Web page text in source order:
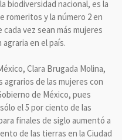
biodiversidad nacional, es la
romeritos y la número 2 en
vez sean más mujeres
en el país.
Clara Brugada Molina,
de las mujeres con
de México, pues
el 5 por ciento de las
finales de siglo aumentó a
de las tierras en la Ciudad